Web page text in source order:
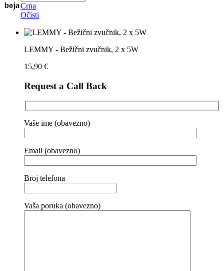
bojaCrna
Očisti
LEMMY - Bežični zvučnik, 2 x 5W
15,90 €
Request a Call Back
Vaše ime (obavezno)
Email (obavezno)
Broj telefona
Vaša poruka (obavezno)